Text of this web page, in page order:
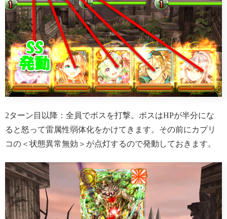
2ターン目以降：全員でボスを打撃。ボスはHPが半分にな
ると怒って雷属性弱体化をかけてきます。その前にカプリ
コの＜状態異常無効＞が点灯するので発動しておきます。